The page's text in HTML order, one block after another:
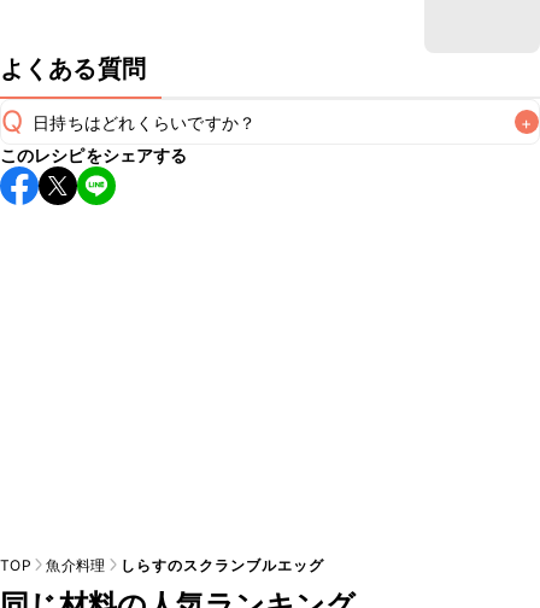
よくある質問
Q 日持ちはどれくらいですか？ +
保存期間は冷蔵で翌日中が目安です。なるべくお早めにお召
し上がりください。
このレシピをシェアする
TOP 魚介料理 しらすのスクランブルエッグ